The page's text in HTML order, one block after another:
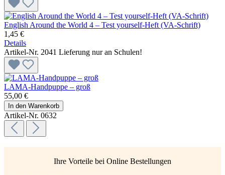
English Around the World 4 – Test yourself-Heft (VA-Schrift)
1,45 €
Details
Artikel-Nr. 2041 Lieferung nur an Schulen!
LAMA-Handpuppe – groß
55,00 €
In den Warenkorb
Artikel-Nr. 0632
Ihre Vorteile bei Online Bestellungen